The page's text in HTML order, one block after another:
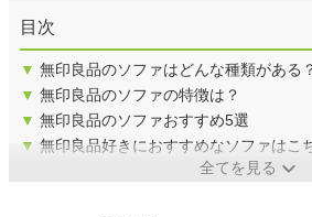
目次
▼ 無印良品のソファはどんな種類がある
▼ 無印良品のソファの特徴は？
▼ 無印良品のソファおすすめ5選
▼ 無印良品好きにおすすめなソファはこ
全てを見る